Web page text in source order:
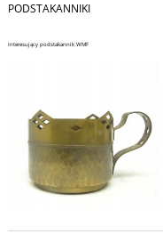
PODSTAKANNIKI
Interesujący podstakannik WMF